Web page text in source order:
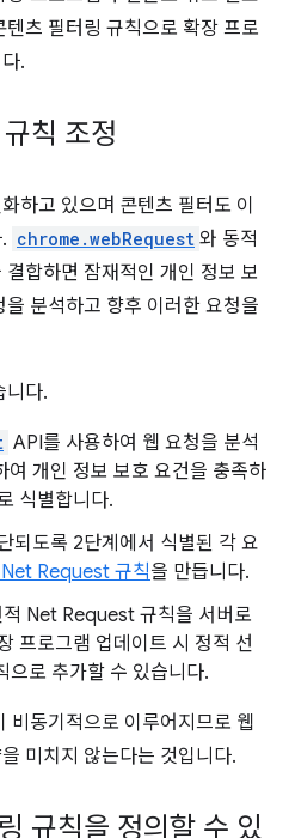
츠 필터링 규칙으로 확장 프로
.
칙 조정
하고 있으며 콘텐츠 필터도 이
chrome.webRequest 와 동적
합하면 잠재적인 개인 정보 보
분석하고 향후 이러한 요청을
니다.
API를 사용하여 웹 요청을 분석
여 개인 정보 보호 요건을 충족하
식별합니다.
되도록 2단계에서 식별된 각 요
Request 규칙을 만듭니다.
Net Request 규칙을 서버로
프로그램 업데이트 시 정적 선
로 추가할 수 있습니다.
비동기적으로 이루어지므로 웹
미치지 않는다는 것입니다.
규칙을 정의할 수 있